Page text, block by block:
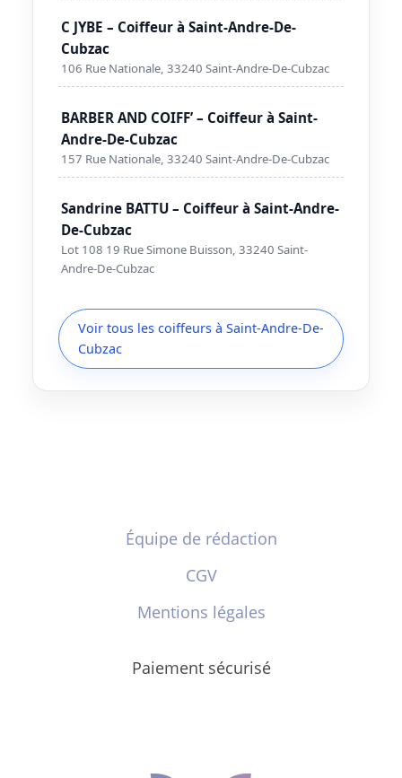
C JYBE – Coiffeur à Saint-Andre-De-
Cubzac
106 Rue Nationale, 33240 Saint-Andre-De-Cubzac
BARBER AND COIFF’ – Coiffeur à Saint-
Andre-De-Cubzac
157 Rue Nationale, 33240 Saint-Andre-De-Cubzac
Sandrine BATTU – Coiffeur à Saint-Andre-
De-Cubzac
Lot 108 19 Rue Simone Buisson, 33240 Saint-
Andre-De-Cubzac
Voir tous les coiffeurs à Saint-Andre-De-
Cubzac
Équipe de rédaction
CGV
Mentions légales
Paiement sécurisé